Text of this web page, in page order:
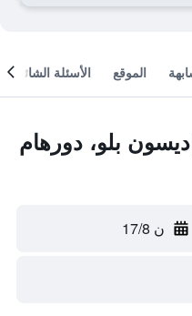
الموقع الأسئلة الشائعة
بلو، دورهام
ن 17/8